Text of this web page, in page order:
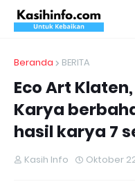
Beranda BERITA
Eco Art
Karya
hasil karya 7
Kasih Info Oktober